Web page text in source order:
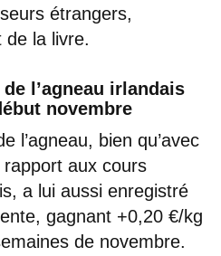
étrangers,
de la livre.
l’agneau irlandais
novembre
l’agneau, bien qu’avec
aux cours
a lui aussi enregistré
gagnant +0,20 €/kg
de novembre.